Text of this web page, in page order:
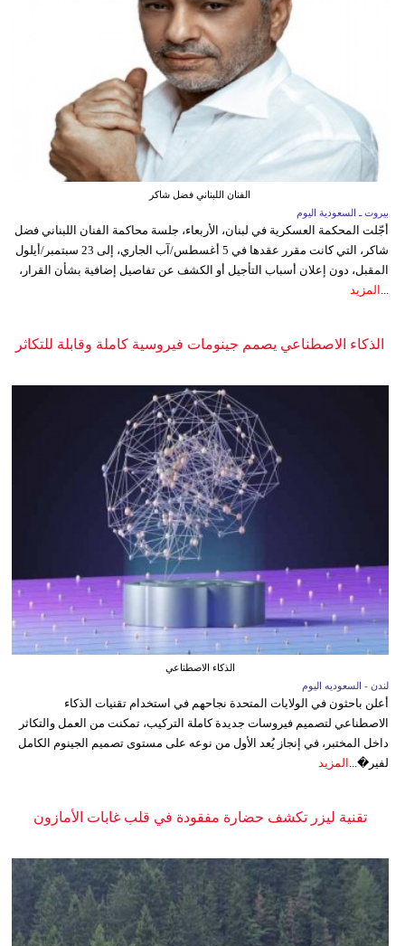
الفنان اللبناني فضل شاكر
بيروت ـ السعودية اليوم
أجّلت المحكمة العسكرية في لبنان، الأربعاء، جلسة محاكمة الفنان اللبناني فضل
شاكر، التي كانت مقرر عقدها في 5 أغسطس/آب الجاري، إلى 23 سبتمبر/أيلول
المقبل، دون إعلان أسباب التأجيل أو الكشف عن تفاصيل إضافية بشأن القرار،
المزيد
الذكاء الاصطناعي يصمم جينومات فيروسية كاملة وقابلة للتكاثر
الذكاء الاصطناعي
لندن - السعوديه اليوم
أعلن باحثون في الولايات المتحدة نجاحهم في استخدام تقنيات الذكاء
الاصطناعي لتصميم فيروسات جديدة كاملة التركيب، تمكنت من العمل والتكاثر
داخل المختبر، في إنجاز يُعد الأول من نوعه على مستوى تصميم الجينوم الكامل
لفير�... المزيد
تقنية ليزر تكشف حضارة مفقودة في قلب غابات الأمازون